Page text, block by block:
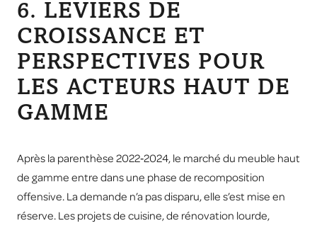
6. LEVIERS DE
CROISSANCE ET
PERSPECTIVES POUR
LES ACTEURS HAUT DE
GAMME
Après la parenthèse 2022‑2024, le marché du meuble haut
de gamme entre dans une phase de recomposition
offensive. La demande n’a pas disparu, elle s’est mise en
réserve. Les projets de cuisine, de rénovation lourde,